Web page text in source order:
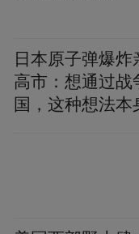
日本原子弹爆炸
高市：想通过战
国，这种想法本